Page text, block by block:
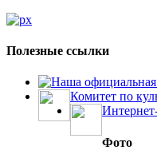
Полезные ссылки
Наша
Комитет по
Фото